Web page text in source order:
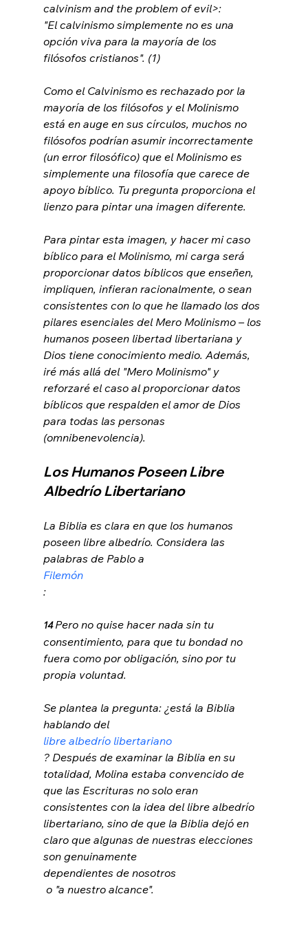
calvinism and the problem of evil>:
"El calvinismo simplemente no es una
opción viva para la mayoría de los
filósofos cristianos". (1)
Como el Calvinismo es rechazado por la
mayoría de los filósofos y el Molinismo
está en auge en sus círculos, muchos no
filósofos podrían asumir incorrectamente
(un error filosófico) que el Molinismo es
simplemente una filosofía que carece de
apoyo bíblico. Tu pregunta proporciona el
lienzo para pintar una imagen diferente.
Para pintar esta imagen, y hacer mi caso
bíblico para el Molinismo, mi carga será
proporcionar datos bíblicos que enseñen,
impliquen, infieran racionalmente, o sean
consistentes con lo que he llamado los dos
pilares esenciales del Mero Molinismo – los
humanos poseen libertad libertariana y
Dios tiene conocimiento medio. Además,
iré más allá del "Mero Molinismo" y
reforzaré el caso al proporcionar datos
bíblicos que respalden el amor de Dios
para todas las personas
Los Humanos Poseen Libre
Albedrío Libertariano
La Biblia es clara en que los humanos
poseen libre albedrío. Considera las
palabras de Pablo a
Filemón
:
14 Pero no quise hacer nada sin tu
consentimiento, para que tu bondad no
fuera como por obligación, sino por tu
propia voluntad.
Se plantea la pregunta: ¿está la Biblia
hablando del
libre albedrío libertariano
? Después de examinar la Biblia en su
totalidad, Molina estaba convencido de
que las Escrituras no solo eran
consistentes con la idea del libre albedrío
libertariano, sino de que la Biblia dejó en
claro que algunas de nuestras elecciones
son genuinamente
dependientes de nosotros